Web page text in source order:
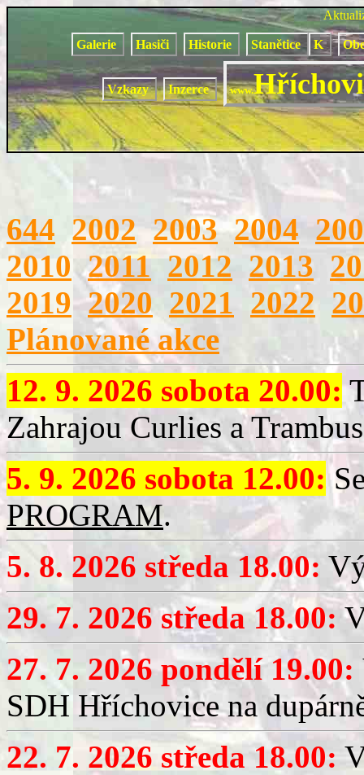
Galerie Hasiči Historie Stanětice K
Vzkazy Inzerce www.
644 2002 2003 2004
2010 2011 2012 2013
2019 2020 2021 2022
Plánované akce
12. 9. 2026 sobota 20.00:
Zahrajou Curlies a
5. 9. 2026 sobota 12.00:
PROGRAM.
5. 8. 2026 středa 18.00:
29. 7. 2026 středa 18.00:
27. 7. 2026 pondělí 19.00:
SDH Hříchovice na
22. 7. 2026 středa 18.00: